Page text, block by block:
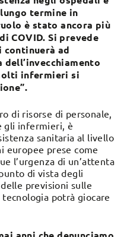
termine in
è stato ancora più
COVID. Si prevede
continuerà ad
dell’invecchiamento
infermieri si
di risorse di personale,
gli infermieri, è
sanitaria al livello
europee prese come
l’urgenza di un’attenta
di vista degli
previsioni sulle
potrà giocare